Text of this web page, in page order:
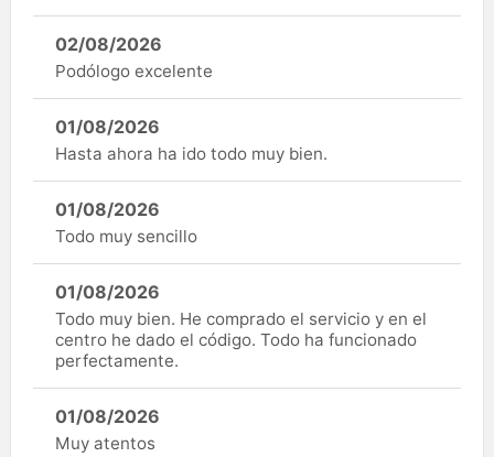
02/08/2026
Podólogo excelente
01/08/2026
Hasta ahora ha ido todo muy bien.
01/08/2026
Todo muy sencillo
01/08/2026
Todo muy bien. He comprado el servicio y en el
centro he dado el código. Todo ha funcionado
perfectamente.
01/08/2026
Muy atentos